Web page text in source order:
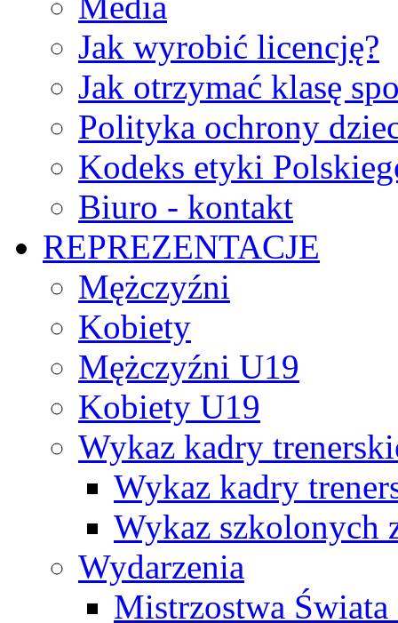
Jak wyrobić licencję?
Jak otrzymać klasę
Polityka ochrony
Kodeks etyki
Biuro - kontakt
REPREZENTACJE
Mężczyźni
Kobiety
Mężczyźni U19
Kobiety U19
Wykaz kadry
Wykaz kadry
Wykaz szkolonych
Wydarzenia
Mistrzostwa